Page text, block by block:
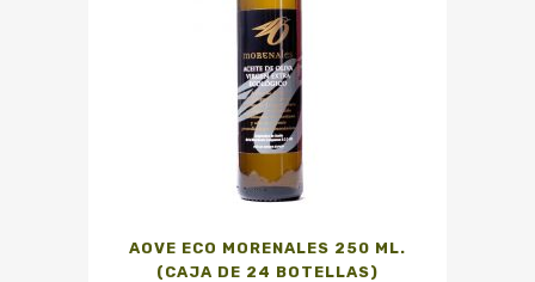
AOVE ECO MORENALES 250 ML.
(CAJA DE 24 BOTELLAS)